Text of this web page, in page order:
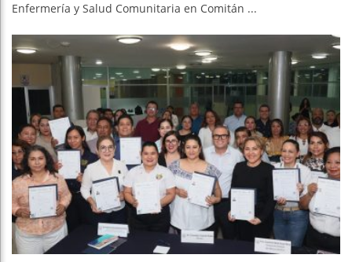
Enfermería y Salud Comunitaria en Comitán ...